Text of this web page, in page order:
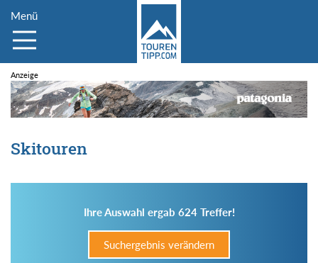
Menü
Skitouren
Ihre Auswahl ergab 624 Treffer!
Suchergebnis verändern